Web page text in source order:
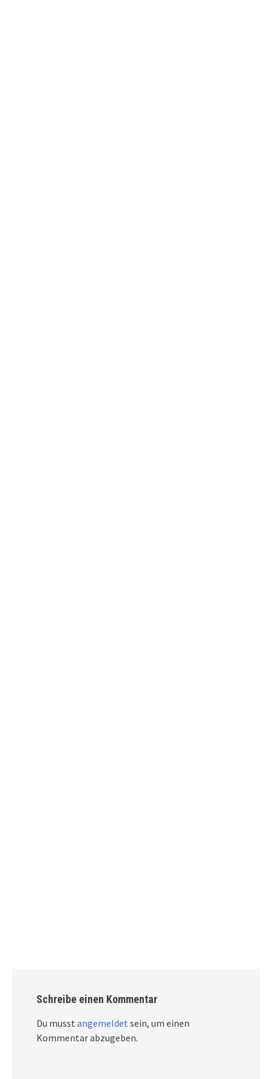
Schreibe einen Kommentar
Du musst angemeldet sein, um einen
Kommentar abzugeben.